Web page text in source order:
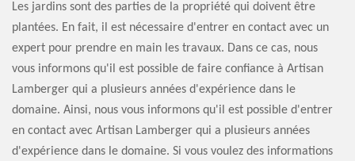
Les jardins sont des parties de la propriété qui doivent être
plantées. En fait, il est nécessaire d'entrer en contact avec un
expert pour prendre en main les travaux. Dans ce cas, nous
vous informons qu'il est possible de faire confiance à Artisan
Lamberger qui a plusieurs années d'expérience dans le
domaine. Ainsi, nous vous informons qu'il est possible d'entrer
en contact avec Artisan Lamberger qui a plusieurs années
d'expérience dans le domaine. Si vous voulez des informations